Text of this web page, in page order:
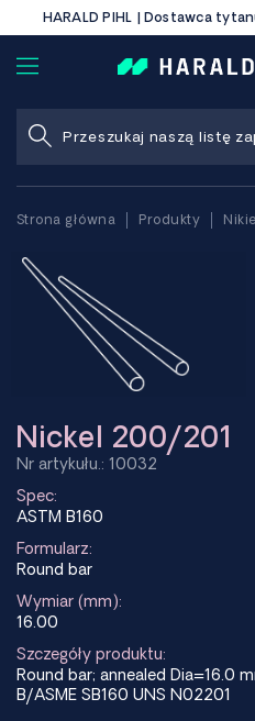
HARALD PIHL | Dostawca
Strona główna Produkty
Nickel 200/201
Nr artykułu.: 10032
Spec:
ASTM B160
Formularz:
Round bar
Wymiar (mm):
16.00
Szczegóły produktu:
Round bar; annealed Dia=16.0
B/ASME SB160 UNS N02201